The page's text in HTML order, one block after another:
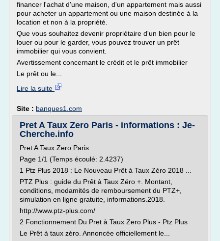
financer l'achat d'une maison, d'un appartement mais aussi
pour acheter un appartement ou une maison destinée à la
location et non à la propriété.
Que vous souhaitez devenir propriétaire d'un bien pour le
louer ou pour le garder, vous pouvez trouver un prêt
immobilier qui vous convient.
Avertissement concernant le crédit et le prêt immobilier
Le prêt ou le...
Lire la suite
Site : banques1.com
Pret A Taux Zero Paris - informations : Je-
Cherche.info
Pret A Taux Zero Paris
Page 1/1 (Temps écoulé: 2.4237)
1 Ptz Plus 2018 : Le Nouveau Prêt à Taux Zéro 2018 ...
PTZ Plus : guide du Prêt à Taux Zéro +. Montant,
conditions, modamités de remboursement du PTZ+,
simulation en ligne gratuite, informations.2018.
http://www.ptz-plus.com/
2 Fonctionnement Du Pret à Taux Zero Plus - Ptz Plus
Le Prêt à taux zéro. Annoncée officiellement le...